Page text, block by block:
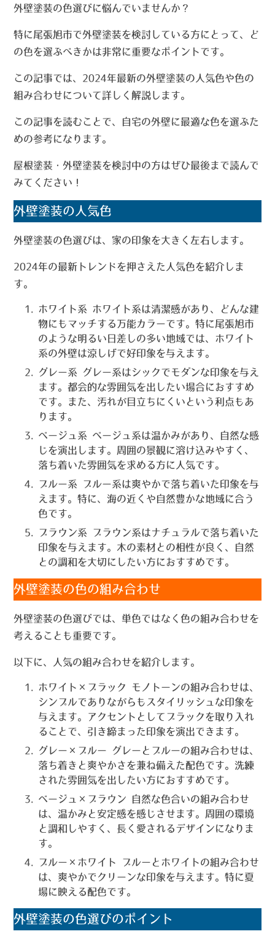
外壁塗装の色選びに悩んでいませんか？
特に尾張旭市で外壁塗装を検討している方にとって、ど
の色を選ぶべきかは非常に重要なポイントです。
この記事では、2024年最新の外壁塗装の人気色や色の
組み合わせについて詳しく解説します。
この記事を読むことで、自宅の外壁に最適な色を選ぶた
めの参考になります。
屋根塗装・外壁塗装を検討中の方はぜひ最後まで読んで
みてください！
外壁塗装の人気色
外壁塗装の色選びは、家の印象を大きく左右します。
2024年の最新トレンドを押さえた人気色を紹介しま
す。
ホワイト系 ホワイト系は清潔感があり、どんな建
物にもマッチする万能カラーです。特に尾張旭市
のような明るい日差しの多い地域では、ホワイト
系の外壁は涼しげで好印象を与えます。
グレー系 グレー系はシックでモダンな印象を与え
ます。都会的な雰囲気を出したい場合におすすめ
です。また、汚れが目立ちにくいという利点もあ
ります。
ベージュ系 ベージュ系は温かみがあり、自然な感
じを演出します。周囲の景観に溶け込みやすく、
落ち着いた雰囲気を求める方に人気です。
ブルー系 ブルー系は爽やかで落ち着いた印象を与
えます。特に、海の近くや自然豊かな地域に合う
色です。
ブラウン系 ブラウン系はナチュラルで落ち着いた
印象を与えます。木の素材との相性が良く、自然
との調和を大切にしたい方におすすめです。
外壁塗装の色の組み合わせ
外壁塗装の色選びでは、単色ではなく色の組み合わせを
考えることも重要です。
以下に、人気の組み合わせを紹介します。
ホワイト×ブラック
モノトーンの組み合わせは、
シンプルでありながらもスタイリッシュな印象を
与えます。アクセントとしてブラックを取り入れ
ることで、引き締まった印象を演出できます。
グレー×ブルー グレーとブルーの組み合わせは、
落ち着きと爽やかさを兼ね備えた配色です。洗練
された雰囲気を出したい方におすすめです。
ベージュ×ブラウン 自然な色合いの組み合わせ
は、温かみと安定感を感じさせます。周囲の環境
と調和しやすく、長く愛されるデザインになりま
す。
ブルー×ホワイト
ブルーとホワイトの組み合わせ
は、爽やかでクリーンな印象を与えます。特に夏
場に映える配色です。
外壁塗装の色選びのポイント